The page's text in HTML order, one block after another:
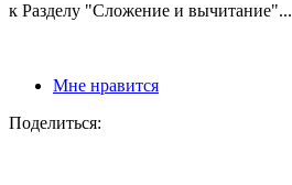
к Разделу "Сложение и вычитание"...
Мне нравится
Поделиться: